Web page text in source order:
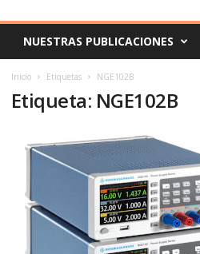
NUESTRAS PUBLICACIONES
Inicio Etiquetas NGE102B
Etiqueta: NGE102B